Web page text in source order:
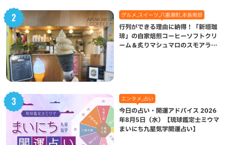
グルメ,スイーツ,八重瀬町,本島南部
行列ができる理由に納得！「新垣珈
琲」の自家焙煎コーヒーソフトクリ
ーム＆炙りマシュマロのスモアラテ
エンタメ,占い
今日の占い・開運アドバイス 2026
年8月5日（水）【琉球鑑定士ミウマ
まいにち九星気学開運占い】